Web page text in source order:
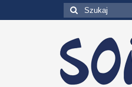
Szuklaj
w: